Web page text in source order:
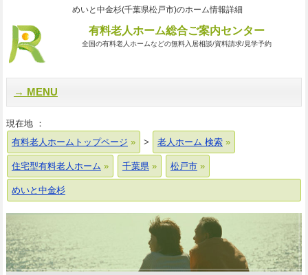
めいと中金杉(千葉県松戸市)のホーム情報詳細
有料老人ホーム総合ご案内センター
全国の有料老人ホームなどの無料入居相談/資料請求/見学予約
MENU
現在地 ：
有料老人ホームトップページ
> 老人ホーム 検索
住宅型有料老人ホーム 千葉県 松戸市
めいと中金杉